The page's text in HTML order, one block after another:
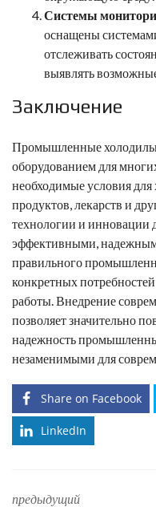
Системы
оснащены
отслеживать
выявлять
Заключение
Промышленные
оборудованием для
необходимые условия для
продуктов, лекарств и
технологии и инновации
эффективными,
правильного
конкретных
работы. Внедрение
позволяет значительно
надежность
незаменимыми для
Share on Facebook
LinkedIn
предыдущий